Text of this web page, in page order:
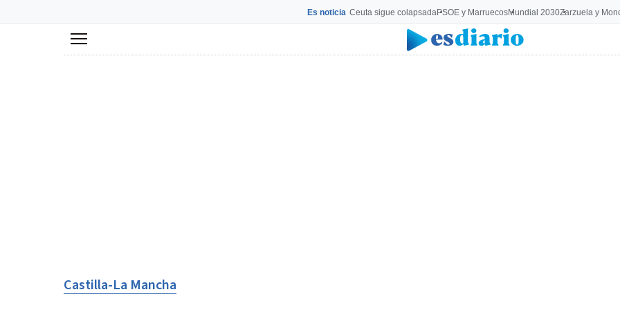
Es noticia Ceuta sigue colapsadaPSOE y MarruecosMundial 2030Zarzuela y
Menú
Castilla-La Mancha